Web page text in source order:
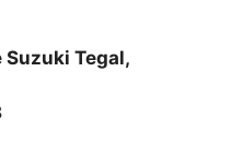
Suzuki Tegal,